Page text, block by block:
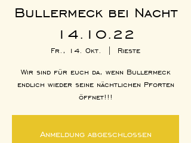
Bullermeck bei Nacht
14.10.22
Fr., 14. Okt. Rieste
Wir sind für euch da, wenn Bullermeck
endlich wieder seine nächtlichen Pforten
öffnet!!!
Anmeldung abgeschlossen